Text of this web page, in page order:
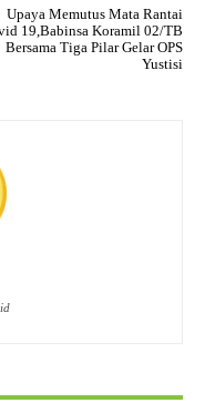
Upaya Memutus Mata Rantai
19,Babinsa Koramil 02/TB
Bersama Tiga Pilar Gelar OPS
Yustisi